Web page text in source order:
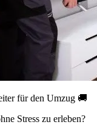
für den Umzug 🚚
Stress zu erleben?